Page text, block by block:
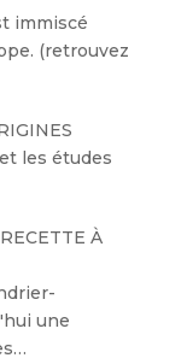
immiscé
(retrouvez
les études
À
une